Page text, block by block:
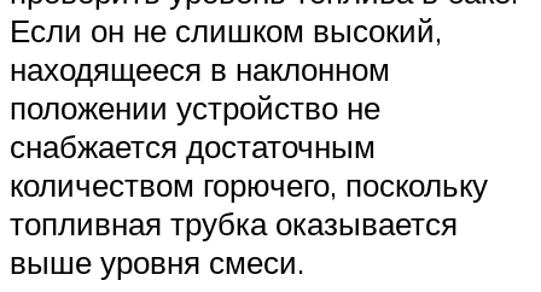
Если он не слишком высокий,
находящееся в наклонном
положении устройство не
снабжается достаточным
количеством горючего, поскольку
топливная трубка оказывается
выше уровня смеси.